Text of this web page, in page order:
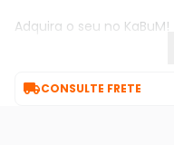
Adquira o seu no KaBuM!
CONSULTE FRETE